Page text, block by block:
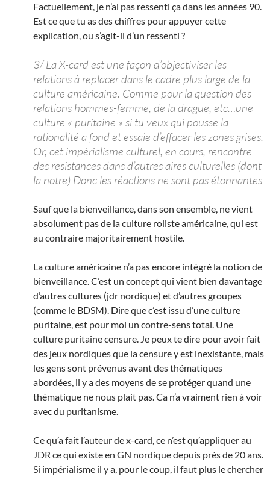
Factuellement, je n’ai pas ressenti ça dans les années 90.
Est ce que tu as des chiffres pour appuyer cette
explication, ou s’agit-il d’un ressenti ?
3/ La X-card est une façon d’objectiviser les
relations à replacer dans le cadre plus large de la
culture américaine. Comme pour la question des
relations hommes-femme, de la drague, etc…une
culture « puritaine » si tu veux qui pousse la
rationalité a fond et essaie d’effacer les zones grises.
Or, cet impérialisme culturel, en cours, rencontre
des resistances dans d’autres aires culturelles (dont
la notre) Donc les réactions ne sont pas étonnantes
Sauf que la bienveillance, dans son ensemble, ne vient
absolument pas de la culture roliste américaine, qui est
au contraire majoritairement hostile.
La culture américaine n’a pas encore intégré la notion de
bienveillance. C’est un concept qui vient bien davantage
d’autres cultures (jdr nordique) et d’autres groupes
(comme le BDSM). Dire que c’est issu d’une culture
puritaine, est pour moi un contre-sens total. Une
culture puritaine censure. Je peux te dire pour avoir fait
des jeux nordiques que la censure y est inexistante, mais
les gens sont prévenus avant des thématiques
abordées, il y a des moyens de se protéger quand une
thématique ne nous plait pas. Ca n’a vraiment rien à voir
avec du puritanisme.
Ce qu’a fait l’auteur de x-card, ce n’est qu’appliquer au
JDR ce qui existe en GN nordique depuis près de 20 ans.
Si impérialisme il y a, pour le coup, il faut plus le chercher